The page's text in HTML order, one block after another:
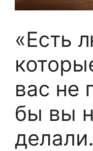
«Есть
вас не
бы вы